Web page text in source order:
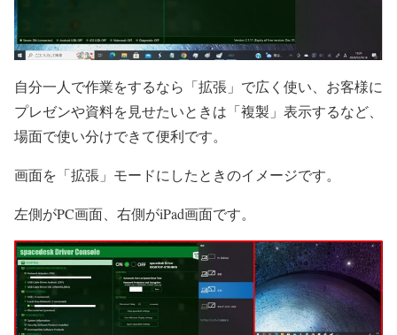
自分一人で作業をするなら「拡張」で広く使い、お客様に
プレゼンや資料を見せたいときは「複製」表示するなど、
場面で使い分けできて便利です。
画面を「拡張」モードにしたときのイメージです。
左側がPC画面、右側がiPad画面です。